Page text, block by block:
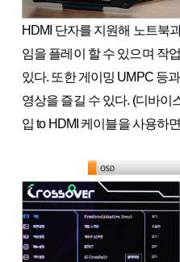
HDMI 단자를 지원해 노트북
임을 플레이 할 수 있으며 작
있다. 또한 게이밍 UMPC 등
영상을 즐길 수 있다. (디바이
입 to HDMI 케이블을 사용하